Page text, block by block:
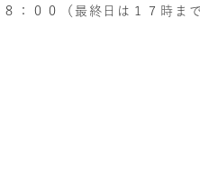
：００（最終日は１７時ま